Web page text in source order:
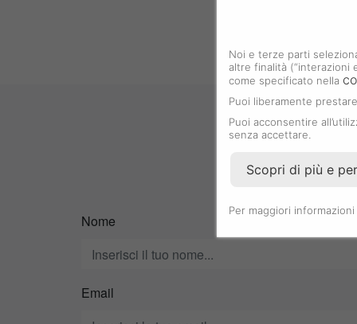
Nome
Email
Noi e terze parti
altre finalità (“interazioni
come specificato nella
Puoi liberamente
Puoi acconsentire
senza accettare.
Scopri di più e
Per maggiori